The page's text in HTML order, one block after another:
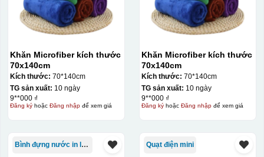
Khăn Microfiber kích thước
70x140cm
Kích thước: 70*140cm
TG sản xuất: 10 ngày
9**000 ₫
Đăng kýhoặc Đăng nhậpđể xem giá
Khăn Microfiber kích thước
70x140cm
Kích thước: 70*140cm
TG sản xuất: 10 ngày
9**000 ₫
Đăng kýhoặc Đăng nhậpđể xem giá
Bình đựng nước in logo Quạt điện mini